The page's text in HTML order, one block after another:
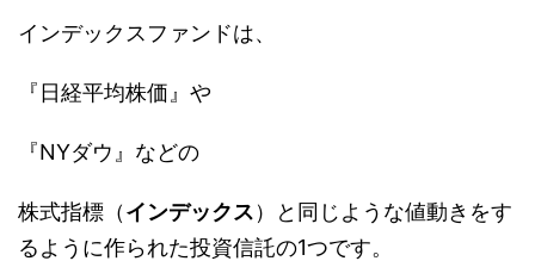
インデックスファンドは、
『日経平均株価』や
『NYダウ』などの
株式指標（インデックス）と同じような値動きをす
るように作られた投資信託の1つです。